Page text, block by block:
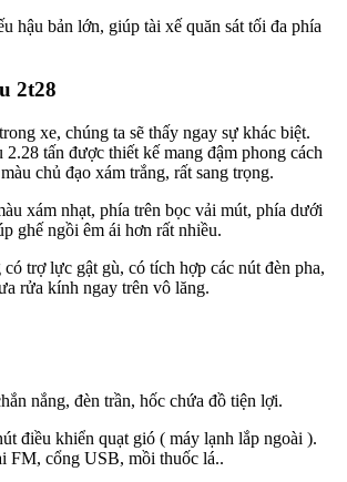
hậu bản lớn, giúp tài xế quăn sát tối đa phía
2t28
xe, chúng ta sẽ thấy ngay sự khác biệt.
tấn được thiết kế mang đậm phong cách
chủ đạo xám trắng, rất sang trọng.
xám nhạt, phía trên bọc vải mút, phía dưới
ghế ngồi êm ái hơn rất nhiều.
trợ lực gật gù, có tích hợp các nút đèn pha,
rửa kính ngay trên vô lăng.
nắng, đèn trần, hốc chứa đồ tiện lợi.
điều khiển quạt gió ( máy lạnh lắp ngoài ).
FM, cổng USB, mồi thuốc lá..